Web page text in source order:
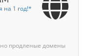
на 1 год!*
продленые домены